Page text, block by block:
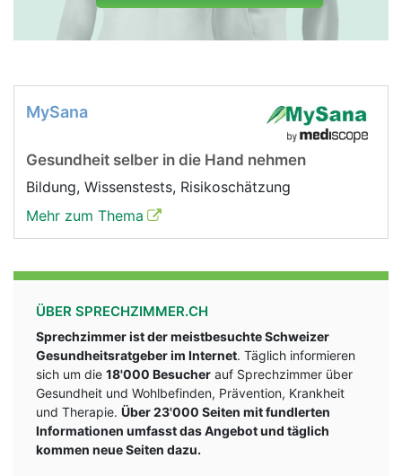
MySana
Gesundheit selber in die Hand nehmen
Bildung, Wissenstests, Risikoschätzung
Mehr zum Thema
ÜBER SPRECHZIMMER.CH
Sprechzimmer ist der meistbesuchte Schweizer
Gesundheitsratgeber im Internet. Täglich informieren
sich um die 18'000 Besucher auf Sprechzimmer über
Gesundheit und Wohlbefinden, Prävention, Krankheit
und Therapie. Über 23'000 Seiten mit fundlerten
Informationen umfasst das Angebot und täglich
kommen neue Seiten dazu.